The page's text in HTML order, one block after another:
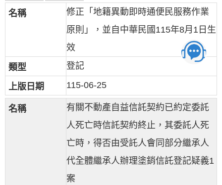
修正「地籍異動即時通便民服務作業
原則」，並自中華民國115年8月1日生
效
登記
115-06-25
有關不動產自益信託契約已約定委託
人死亡時信託契約終止，其委託人死
亡時，得否由受託人會同部分繼承人
代全體繼承人辦理塗銷信託登記疑義1
案